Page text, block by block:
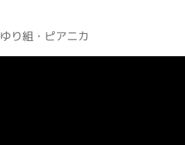
ゆり組・ピアニカ